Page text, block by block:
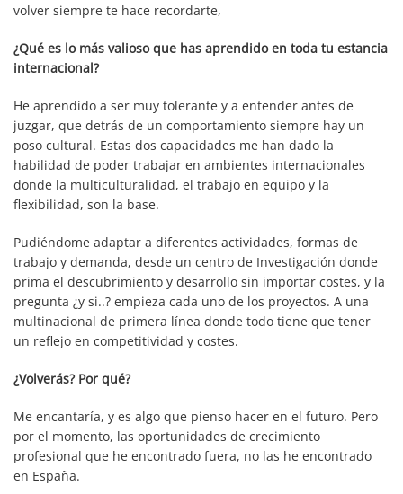
volver siempre te hace recordarte,
¿Qué es lo más valioso que has aprendido en toda tu estancia
internacional?
He aprendido a ser muy tolerante y a entender antes de
juzgar, que detrás de un comportamiento siempre hay un
poso cultural. Estas dos capacidades me han dado la
habilidad de poder trabajar en ambientes internacionales
donde la multiculturalidad, el trabajo en equipo y la
flexibilidad, son la base.
Pudiéndome adaptar a diferentes actividades, formas de
trabajo y demanda, desde un centro de Investigación donde
prima el descubrimiento y desarrollo sin importar costes, y la
pregunta ¿y si..? empieza cada uno de los proyectos. A una
multinacional de primera línea donde todo tiene que tener
un reflejo en competitividad y costes.
¿Volverás? Por qué?
Me encantaría, y es algo que pienso hacer en el futuro. Pero
por el momento, las oportunidades de crecimiento
profesional que he encontrado fuera, no las he encontrado
en España.